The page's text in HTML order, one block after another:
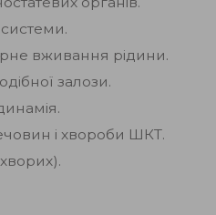
системи.
вживання рідини.
залози.
і хвороби ШКТ.